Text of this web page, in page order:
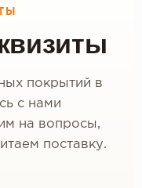
покрытий в
с нами
на вопросы,
поставку.